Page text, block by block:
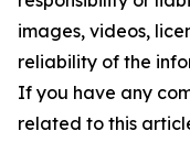
images, videos,
reliability of the
If you have any
related to this